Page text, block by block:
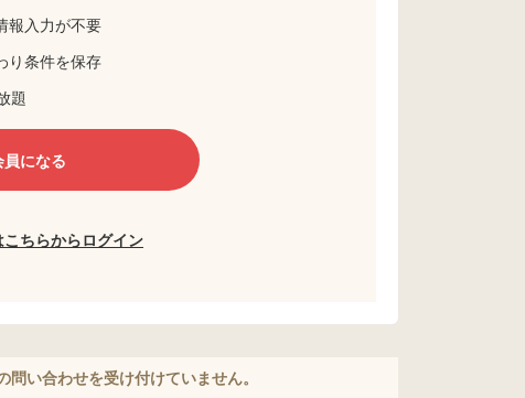
報入力が不要
り条件を保存
題
になる
ちらからログイン
い合わせを受け付けていません。